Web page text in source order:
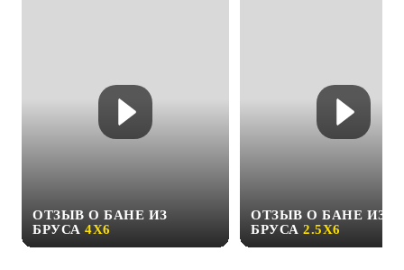
ОТЗЫВ О БАНЕ ИЗ
БРУСА 4Х6
ОТЗЫВ О БАНЕ ИЗ
БРУСА 2.5Х6